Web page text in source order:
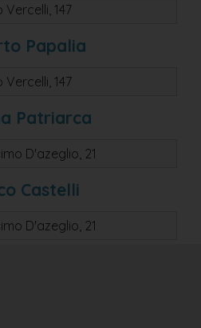
Vercelli, 147
Papalia
Vercelli, 147
Patriarca
D'azeglio, 21
Castelli
D'azeglio, 21